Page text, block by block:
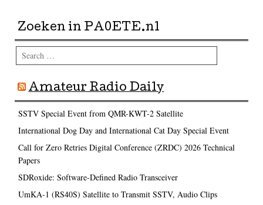
Zoeken in PA0ETE.nl
Search
Amateur Radio Daily
SSTV Special Event from QMR-KWT-2 Satellite
International Dog Day and International Cat Day Special Event
Call for Zero Retries Digital Conference (ZRDC) 2026 Technical
Papers
SDRoxide: Software-Defined Radio Transceiver
UmKA-1 (RS40S) Satellite to Transmit SSTV, Audio Clips